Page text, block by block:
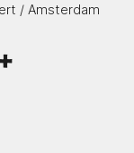
/ Amsterdam